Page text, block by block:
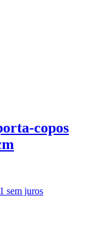
copos
sem juros